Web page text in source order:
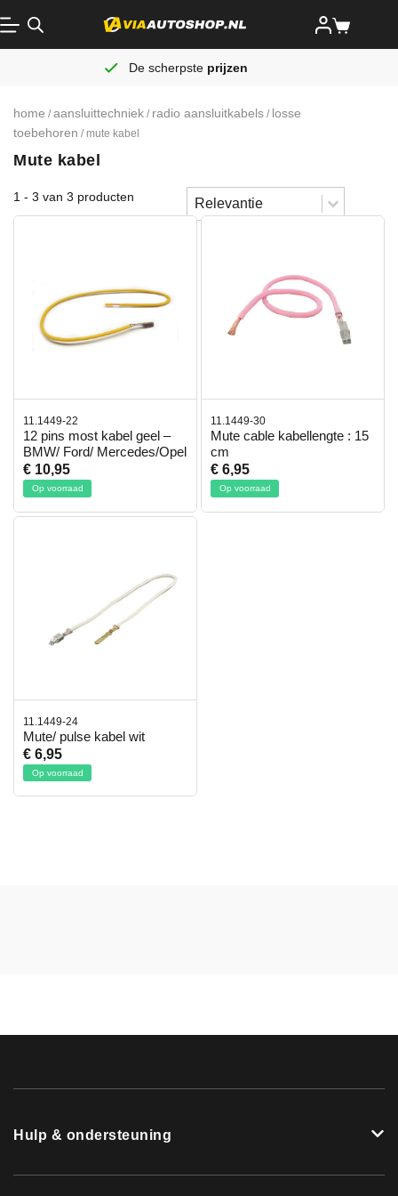
De scherpste prijzen
home / aansluittechniek / radio aansluitkabels / losse
toebehoren / mute kabel
Mute kabel
1 - 3 van 3 producten Sorteren
Sort content
Sort content
11.1449-22
12 pins most kabel geel –
BMW/ Ford/ Mercedes/Opel
€ 10,95
Op voorraad
11.1449-30
Mute cable kabellengte : 15
cm
€ 6,95
Op voorraad
11.1449-24
Mute/ pulse kabel wit
€ 6,95
Op voorraad
Hulp & ondersteuning